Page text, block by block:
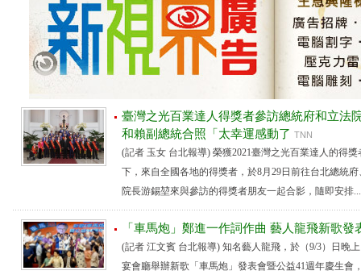
臺灣之光百業達人得獎者參訪總統府和立法
和賴副總統合照「太幸運感動了 TNN
(記者 玉女 台北報導) 榮獲2021臺灣之光百業達人的得
下，來自全國各地的得獎者，於8月29日前往台北總統
院長游錫堃來與參訪的得獎者朋友一起合影，隨即安排
「車馬炮」鄭進一作詞作曲 藝人龍飛新歌
(記者 江文賓 台北報導) 知名藝人龍飛，於（9/3）日晚
宴會廳舉辦新歌「車馬炮」發表會暨公益41週年慶生會